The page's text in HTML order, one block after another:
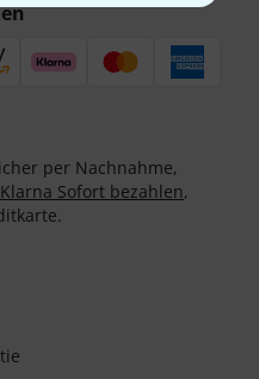
per Nachnahme,
Klarna Sofort bezahlen,